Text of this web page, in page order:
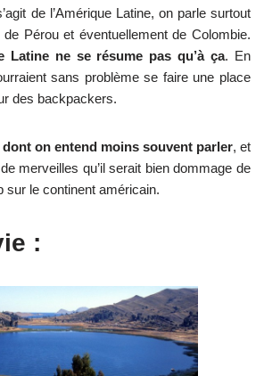
de l’Amérique Latine, on parle surtout
de Pérou et éventuellement de Colombie.
Latine ne se résume pas qu’à ça. En
sans problème se faire une place
des backpackers.
on entend moins souvent parler, et
merveilles qu’il serait bien dommage de
sur le continent américain.
: